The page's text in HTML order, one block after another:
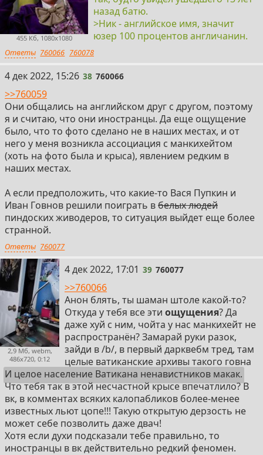
455 Кб, 1080x1080
назад батю.
>Ник - английское имя, значит
юзер 100 процентов англичанин.
Ответы 760066 760078
38
4 дек 2022, 15:26 38 760066
>>760059
Они общались на английском друг с другом, поэтому
я и считаю, что они иностранцы. Да еще ощущение
было, что то фото сделано не в наших местах, и от
него у меня возникла ассоциация с манкихейтом
(хоть на фото была и крыса), явлением редким в
наших местах.
А если предположить, что какие-то Вася Пупкин и
Иван Гoвнoв решили поиграть вбелых людей
пиндоских живодеров, то ситуация выйдет еще более
странной.
Ответы 760077
2,9 Мб, webm,
486x720, 0:12
39
4 дек 2022, 17:01 39 760077
>>760066
Анон блять, ты шаман штоле какой-то?
Откуда у тебя все эти ощущения? Да
даже хуй с ним, чойта у нас манкихейт не
распространён? Замарай руки разок,
зайди в /b/, в первый дарквебм тред, там
целые ватиканские архивы такого говна
И целое население Ватикана ненавистников макак.
Что тебя так в этой несчастной крысе впечатлило? В
вк, в комментах всяких калопабликов более-менее
известных льют цопе!!! Такую открытую дерзость не
может себе позволить даже двач!
Хотя если духи подсказали тебе правильно, то
иностранцы в вк действительно редкий феномен.